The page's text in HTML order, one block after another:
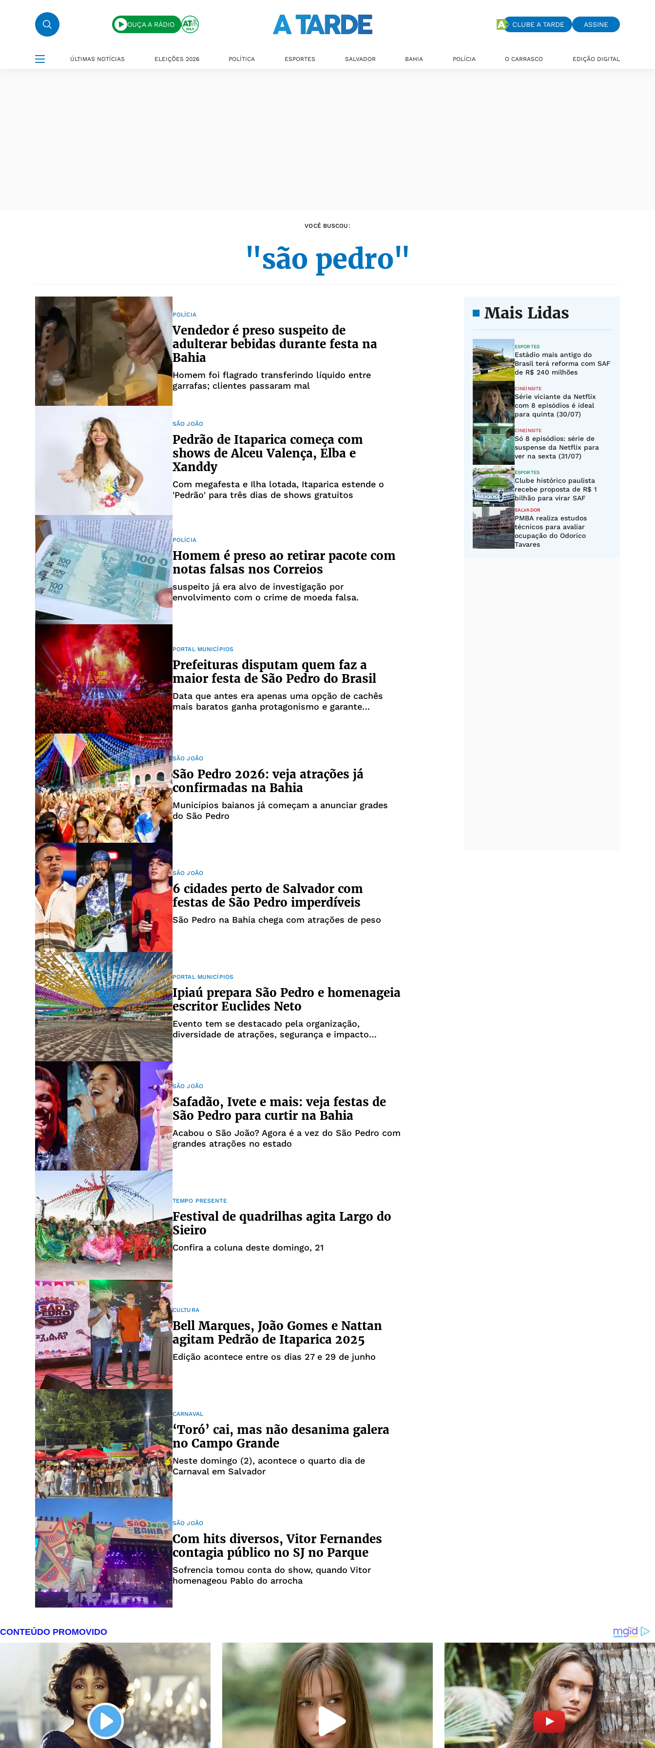
OUÇA A RÁDIO CLUBE A TARDE ASSINE
ÚLTIMAS NOTÍCIAS ELEIÇÕES 2026 POLÍTICA ESPORTES SALVADOR BAHIA POLÍCIA O CARRASCO EDIÇÃO DIGITAL
VOCÊ BUSCOU:
"são pedro"
POLÍCIA
Vendedor é preso suspeito de
adulterar bebidas durante festa na
Bahia
Homem foi flagrado transferindo líquido entre
garrafas; clientes passaram mal
SÃO JOÃO
Pedrão de Itaparica começa com
shows de Alceu Valença, Elba e
Xanddy
Com megafesta e Ilha lotada, Itaparica estende o
'Pedrão' para três dias de shows gratuitos
POLÍCIA
Homem é preso ao retirar pacote com
notas falsas nos Correios
suspeito já era alvo de investigação por
envolvimento com o crime de moeda falsa.
PORTAL MUNICÍPIOS
Prefeituras disputam quem faz a
maior festa de São Pedro do Brasil
Data que antes era apenas uma opção de cachês
mais baratos ganha protagonismo e garante
SÃO JOÃO
São Pedro 2026: veja atrações já
confirmadas na Bahia
Municípios baianos já começam a anunciar grades
do São Pedro
SÃO JOÃO
6 cidades perto de Salvador com
festas de São Pedro imperdíveis
São Pedro na Bahia chega com atrações de peso
PORTAL MUNICÍPIOS
Ipiaú prepara São Pedro e homenageia
escritor Euclides Neto
Evento tem se destacado pela organização,
diversidade de atrações, segurança e impacto
SÃO JOÃO
Safadão, Ivete e mais: veja festas de
São Pedro para curtir na Bahia
Acabou o São João? Agora é a vez do São Pedro com
grandes atrações no estado
TEMPO PRESENTE
Festival de quadrilhas agita Largo do
Sieiro
Confira a coluna deste domingo, 21
CULTURA
Bell Marques, João Gomes e Nattan
agitam Pedrão de Itaparica 2025
Edição acontece entre os dias 27 e 29 de junho
CARNAVAL
‘Toró’ cai, mas não desanima galera
no Campo Grande
Neste domingo (2), acontece o quarto dia de
Carnaval em Salvador
SÃO JOÃO
Com hits diversos, Vitor Fernandes
contagia público no SJ no Parque
Sofrencia tomou conta do show, quando Vitor
homenageou Pablo do arrocha
Mais Lidas
ESPORTES
Estádio mais antigo do
Brasil terá reforma com SAF
de R$ 240 milhões
CINEINSITE
Série viciante da Netflix
com 8 episódios é ideal
para quinta (30/07)
CINEINSITE
Só 8 episódios: série de
suspense da Netflix para
ver na sexta (31/07)
ESPORTES
Clube histórico paulista
recebe proposta de R$ 1
bilhão para virar SAF
SALVADOR
PMBA realiza estudos
técnicos para avaliar
ocupação do Odorico
Tavares